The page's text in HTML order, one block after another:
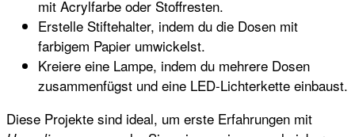
mit Acrylfarbe oder Stoffresten.
Erstelle Stiftehalter, indem du die Dosen mit
farbigem Papier umwickelst.
Kreiere eine Lampe, indem du mehrere Dosen
zusammenfügst und eine LED-Lichterkette einbaust.
Diese Projekte sind ideal, um erste Erfahrungen mit